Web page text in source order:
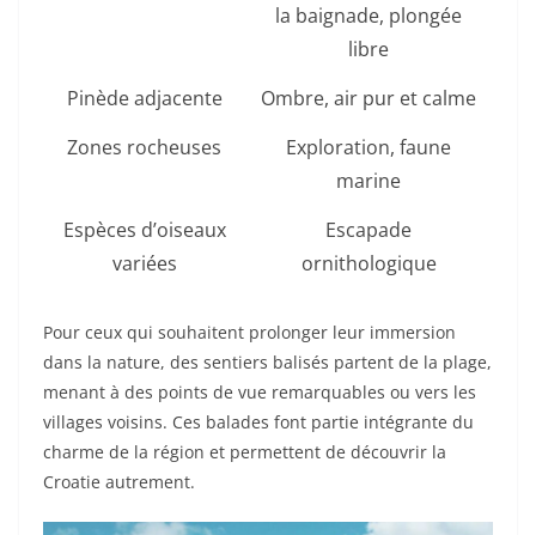
la baignade, plongée
libre
Pinède adjacente
Ombre, air pur et calme
Zones rocheuses
Exploration, faune
marine
Espèces d’oiseaux
variées
Escapade
ornithologique
Pour ceux qui souhaitent prolonger leur immersion
dans la nature, des sentiers balisés partent de la plage,
menant à des points de vue remarquables ou vers les
villages voisins. Ces balades font partie intégrante du
charme de la région et permettent de découvrir la
Croatie autrement.